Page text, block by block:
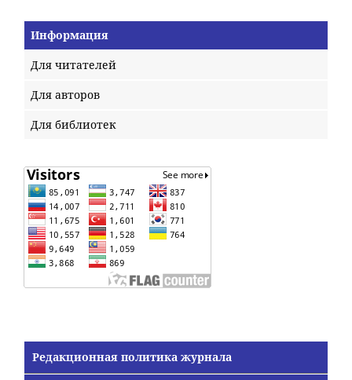
Информация
Для читателей
Для авторов
Для библиотек
Редакционная политика журнала